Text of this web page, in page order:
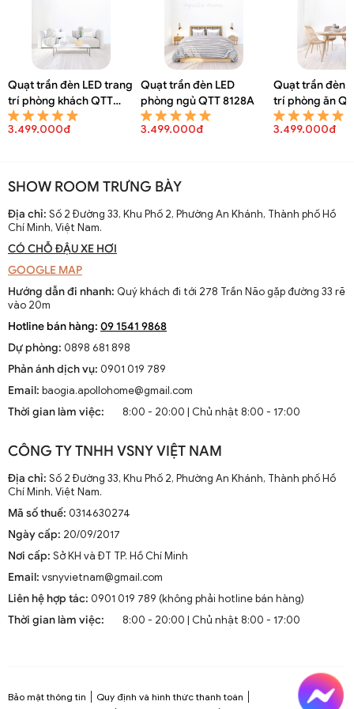
Quạt trần đèn LED hiện đại ốp trần trang trí phòng ngủ chung cư
Quạt trần đèn LED hiện đại ốp trần trang trí phòng ngủ chung cư
QTT 6567A
Quạt trần đèn LED trang
trí phòng khách QTT
8130A
3.499.000đ
Quạt trần đèn LED
phòng ngủ QTT 8128A
3.499.000đ
Quạt trần đèn
trí phòng ăn
3.499.000đ
SHOW ROOM TRƯNG BÀY
Địa chỉ: Số 2 Đường 33, Khu Phố 2, Phường An Khánh, Thành phố Hồ
Chí Minh, Việt Nam.
CÓ CHỖ ĐẬU XE HƠI
GOOGLE MAP
Hướng dẫn đi nhanh: Quý khách đi tới 278 Trần Não gặp đường 33 rẽ
vào 20m
Hotline bán hàng: 09 1541 9868
Dự phòng: 0898 681 898
Phản ánh dịch vụ: 0901 019 789
Email: baogia.apollohome@gmail.com
Thời gian làm việc:
8:00 - 20:00 | Chủ nhật 8:00 - 17:00
CÔNG TY TNHH VSNY VIỆT NAM
Địa chỉ: Số 2 Đường 33, Khu Phố 2, Phường An Khánh, Thành phố Hồ
Chí Minh, Việt Nam.
Mã số thuế: 0314630274
Ngày cấp: 20/09/2017
Nơi cấp: Sở KH và ĐT TP. Hồ Chí Minh
Email: vsnyvietnam@gmail.com
Liên hệ hợp tác: 0901 019 789 (không phải hotline bán hàng)
Thời gian làm việc:
8:00 - 20:00 | Chủ nhật 8:00 - 17:00
Bảo mật thông tin
Quy định và hình thức thanh toán